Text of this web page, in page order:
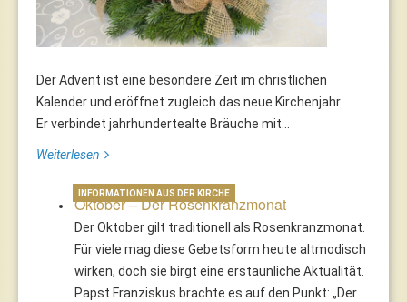
Der Advent ist eine besondere Zeit im christlichen
Kalender und eröffnet zugleich das neue Kirchenjahr.
Er verbindet jahrhundertealte Bräuche mit...
Weiterlesen
Oktober – Der Rosenkranzmonat
Der Oktober gilt traditionell als Rosenkranzmonat.
Für viele mag diese Gebetsform heute altmodisch
wirken, doch sie birgt eine erstaunliche Aktualität.
Papst Franziskus brachte es auf den Punkt: „Der
INFORMATIONEN AUS DER KIRCHE